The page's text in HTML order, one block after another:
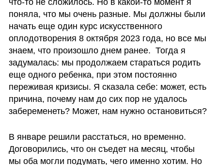
поняла, что мы очень разные. Мы должны были
начать еще один курс искусственного
оплодотворения 8 октября 2023 года, но все мы
знаем, что произошло днем ранее.  Тогда я
задумалась: мы продолжаем стараться родить
еще одного ребенка, при этом постоянно
переживая кризисы. Я сказала себе: может, есть
причина, почему нам до сих пор не удалось
забеременеть? Может, нам нужно остановиться?
В январе решили расстаться, но временно.
Договорились, что он съедет на месяц, чтобы
мы оба могли подумать, чего именно хотим. Но